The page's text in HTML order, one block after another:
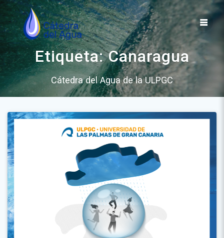
Saltar
al
contenido
Etiqueta:Canaragua
Cátedra del Agua de la ULPGC